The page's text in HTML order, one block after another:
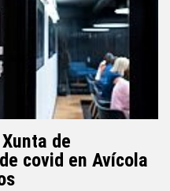
de
covid en Avícola